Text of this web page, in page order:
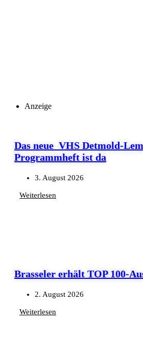
Anzeige
Das neue VHS Detmold-
Programmheft ist da
3. August 2026
Weiterlesen
Brasseler erhält TOP 100-
2. August 2026
Weiterlesen